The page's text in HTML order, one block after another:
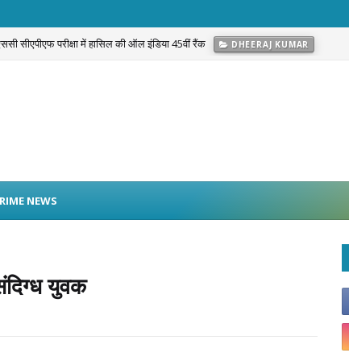
सीएपीएफ परीक्षा में हासिल की ऑल इंडिया 45वीं रैंक DHEERAJ KUMAR
NEWS
युवक